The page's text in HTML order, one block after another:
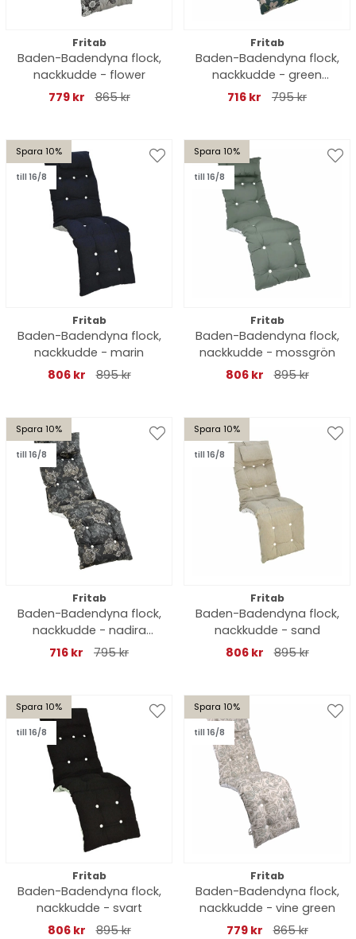
Fritab
Baden-Badendyna flock,
nackkudde - flower
779 kr
865 kr
Fritab
Baden-Badendyna flock,
nackkudde - green
botanical
716 kr 795 kr
Spara 10%
till 16/8
Fritab
Baden-Badendyna flock,
nackkudde - marin
806 kr
895 kr
Spara 10%
till 16/8
Fritab
Baden-Badendyna flock,
nackkudde - mossgrön
806 kr
895 kr
Spara 10%
till 16/8
Fritab
Baden-Badendyna flock,
nackkudde - nadira
black
716 kr 795 kr
Spara 10%
till 16/8
Fritab
Baden-Badendyna flock,
nackkudde - sand
806 kr
895 kr
Spara 10%
till 16/8
Fritab
Baden-Badendyna flock,
nackkudde - svart
806 kr
895 kr
Spara 10%
till 16/8
Fritab
Baden-Badendyna flock,
nackkudde - vine green
779 kr
865 kr